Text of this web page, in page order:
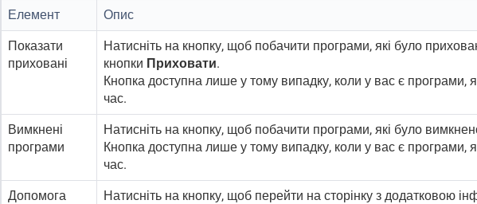
Елемент Опис
Показати
приховані
Натисніть на кнопку, щоб побачити програми, які було
кнопки Приховати.
Кнопка доступна лише у тому випадку, коли у вас є програми,
час.
Вимкнені
програми
Натисніть на кнопку, щоб побачити програми, які було
Кнопка доступна лише у тому випадку, коли у вас є програми,
час.
Допомога Натисніть на кнопку, щоб перейти на сторінку з додатковою